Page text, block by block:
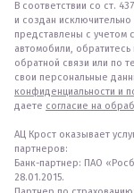
В соответствии со ст.
и создан
представлены с учетом
автомобили,
обратной связи или по
свои персональные
конфиденциальности и
даете согласие на
АЦ Крост оказывает
партнеров:
Банк-партнер: ПАО
28.01.2015.